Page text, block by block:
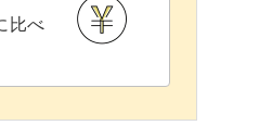
比べ